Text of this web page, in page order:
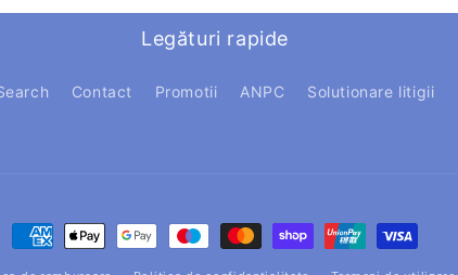
Legături rapide
Contact Promotii ANPC Solutionare litigii
Metode
de